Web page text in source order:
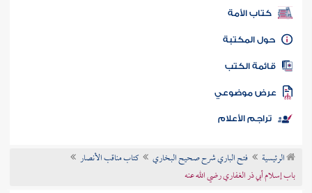
كتب PDF
كتاب الأمة
المكتبة
الكتب
موضوعي
تراجم الأعلام
الرئيسية فتح الباري شرح صحيح البخاري
كتاب مناقب الأنصار
باب إسلام أبي ذر الغفاري رضي الله عنه